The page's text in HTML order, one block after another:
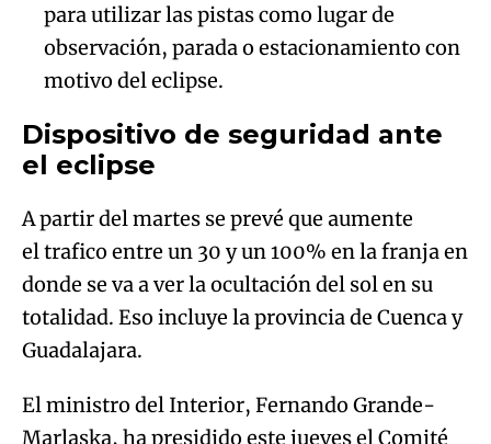
para utilizar las pistas como lugar de
observación, parada o estacionamiento con
motivo del eclipse.
Dispositivo de seguridad ante
el eclipse
A partir del martes se prevé que aumente
el trafico entre un 30 y un 100% en la franja en
donde se va a ver la ocultación del sol en su
totalidad. Eso incluye la provincia de Cuenca y
Guadalajara.
El ministro del Interior, Fernando Grande-
Marlaska, ha presidido este jueves el Comité